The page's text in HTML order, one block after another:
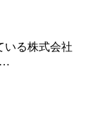
いる株式会社
…